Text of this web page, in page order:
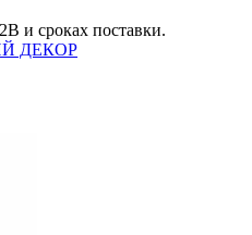
и сроках поставки.
ДЕКОР